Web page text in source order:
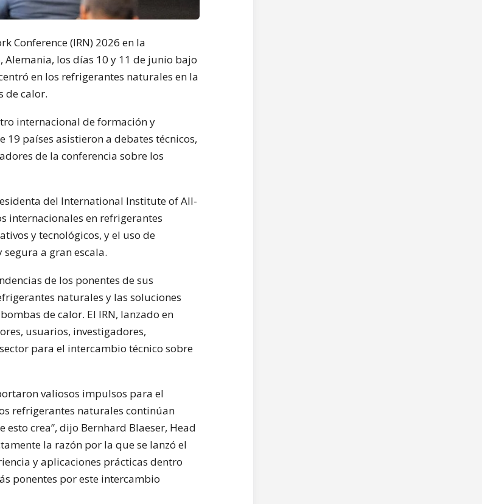
Conference (IRN) 2026 en la
Alemania, los días 10 y 11 de junio bajo
en los refrigerantes naturales en la
de calor.
internacional de formación y
19 países asistieron a debates técnicos,
de la conferencia sobre los
del International Institute of All-
internacionales en refrigerantes
y tecnológicos, y el uso de
a gran escala.
de los ponentes de sus
naturales y las soluciones
de calor. El IRN, lanzado en
usuarios, investigadores,
para el intercambio técnico sobre
valiosos impulsos para el
refrigerantes naturales continúan
crea”, dijo Bernhard Blaeser, Head
la razón por la que se lanzó el
y aplicaciones prácticas dentro
ponentes por este intercambio